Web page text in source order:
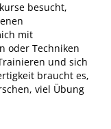
besucht,
mit
oder Techniken
und sich
braucht es,
viel Übung